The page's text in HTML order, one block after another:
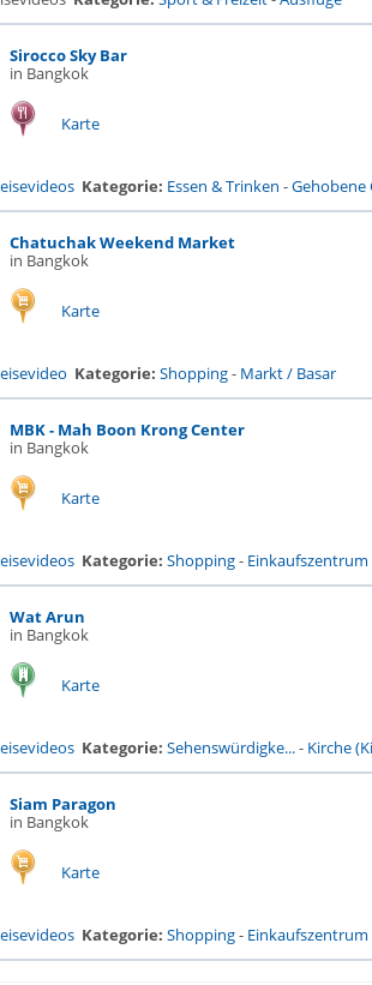
Sirocco Sky Bar
in Bangkok
Karte
Kategorie: Essen & Trinken -Gehobene
Chatuchak Weekend Market
in Bangkok
Karte
Kategorie: Shopping- Markt / Basar
MBK - Mah Boon Krong Center
in Bangkok
Karte
Kategorie: Shopping- Einkaufszentrum
Wat Arun
in Bangkok
Karte
Kategorie: Sehenswürdigke...- Kirche
Siam Paragon
in Bangkok
Karte
Kategorie: Shopping- Einkaufszentrum